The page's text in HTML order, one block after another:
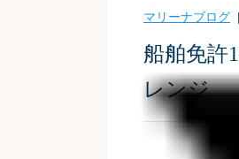
マリーナブログ
船舶免許
レンジ